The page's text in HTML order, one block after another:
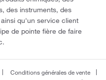
des instruments, des
qu'un service client
de pointe fière de faire
Conditions générales de vente